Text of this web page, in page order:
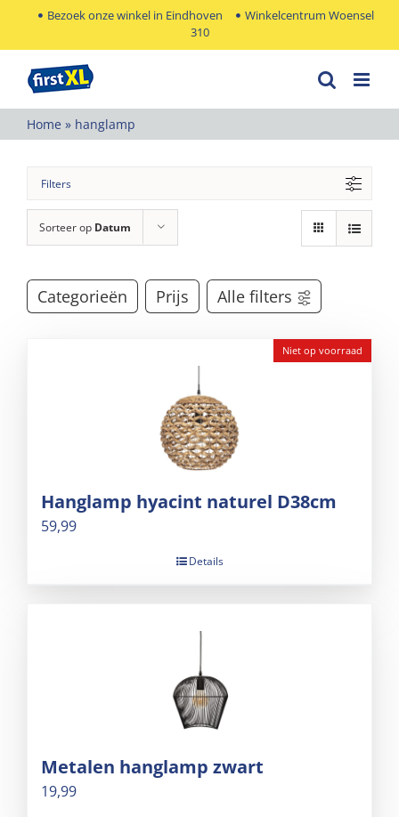
Bezoek onze winkel in Eindhoven
Winkelcentrum Woensel
310
Home » hanglamp
Filters
Sorteer op Datum
Categorieën Prijs Alle filters
Niet op voorraad
Hanglamp hyacint naturel D38cm
59,99
Details
Metalen hanglamp zwart
19,99